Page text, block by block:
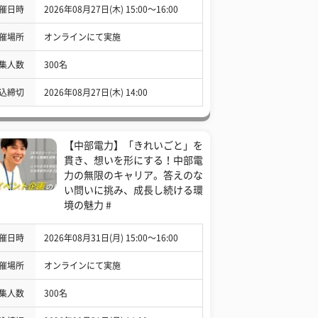
日時 2026年08月27日(木) 15:00〜16:00
場所 オンラインにて実施
人数 300名
締切 2026年08月27日(木) 14:00
【中部電力】「きれいごと」を
貫き、想いを形にする！中部電
力の無限のキャリア。答えのな
い問いに挑み、成長し続ける環
境の魅力 #
日時 2026年08月31日(月) 15:00〜16:00
場所 オンラインにて実施
人数 300名